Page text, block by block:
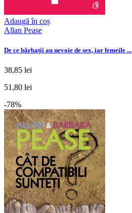
Adaugă în coș
Allan Pease
De ce bărbații au nevoie de sex, iar femeile ...
38,85 lei
51,80 lei
-78%